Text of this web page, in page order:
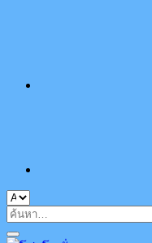
ค้นหา: